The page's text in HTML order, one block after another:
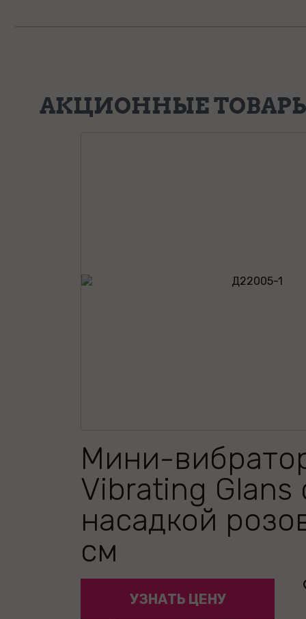
АКЦИОННЫЕ
Мини-
Vibrating Glans
насадкой
см
УЗНАТЬ ЦЕНУ